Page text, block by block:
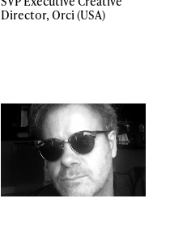
Director, Orci (USA)